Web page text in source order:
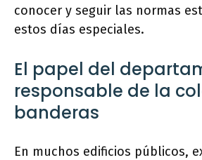
conocer y seguir las normas
estos días especiales.
El papel del
responsable de la
banderas
En muchos edificios públicos,